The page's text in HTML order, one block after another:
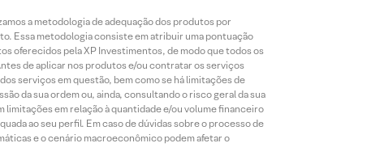
a metodologia de adequação dos produtos por
Essa metodologia consiste em atribuir uma pontuação
oferecidos pela XP Investimentos, de modo que todos os
de aplicar nos produtos e/ou contratar os serviços
serviços em questão, bem como se há limitações de
da sua ordem ou, ainda, consultando o risco geral da sua
em relação à quantidade e/ou volume financeiro
ao seu perfil. Em caso de dúvidas sobre o processo de
e o cenário macroeconômico podem afetar o